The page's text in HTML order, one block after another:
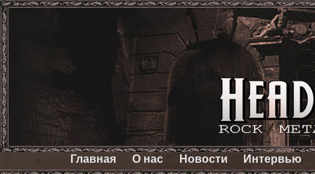
Главная О нас Новости Интервью